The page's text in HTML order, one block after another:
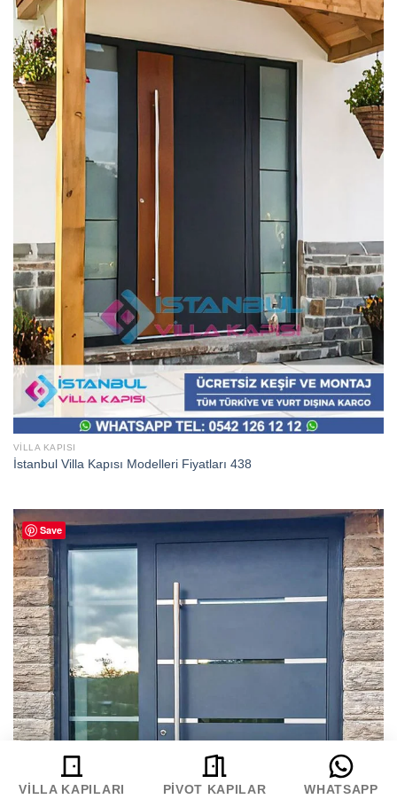
VILLA KAPISI
İstanbul Villa Kapısı Modelleri Fiyatları 438
Save
VILLA KAPILARI PIVOT KAPILAR WHATSAPP